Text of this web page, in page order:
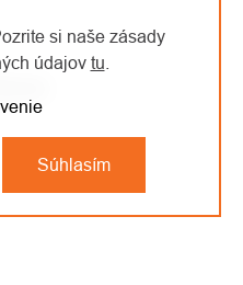
si naše zásady
údajov tu
Súhlasím